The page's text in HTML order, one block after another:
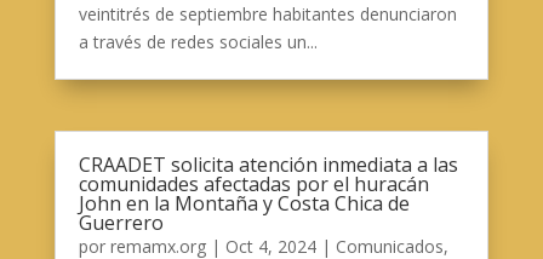
veintitrés de septiembre habitantes denunciaron
a través de redes sociales un...
CRAADET solicita atención inmediata a las
comunidades afectadas por el huracán
John en la Montaña y Costa Chica de
Guerrero
por remamx.org| Oct 4, 2024| Comunicados,